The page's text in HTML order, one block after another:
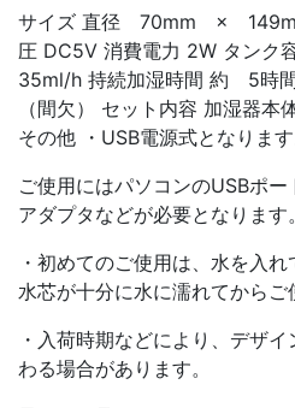
サイズ 直径 70mm ×
圧 DC5V 消費電力 2W タンク
35ml/h 持続加湿時間 約 5時
（間欠） セット内容 加湿器
その他 ・USB電源式となります
ご使用にはパソコンのUSBポ
アダプタなどが必要となります。
・初めてのご使用は、水を入
水芯が十分に水に濡れてからご
・入荷時期などにより、デザ
わる場合があります。